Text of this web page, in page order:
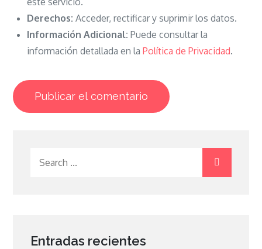
Derechos: Acceder, rectificar y suprimir los datos.
Información Adicional: Puede consultar la
información detallada en laPolítica de Privacidad.
Entradas recientes